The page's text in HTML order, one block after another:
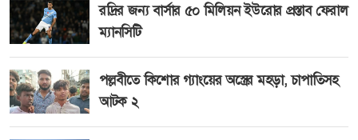
রদ্রির জন্য বার্সার ৫০ মিলিয়ন ইউরোর প্রস্তাব ফেরাল
ম্যানসিটি
পল্লবীতে কিশোর গ্যাংয়ের অস্ত্রের মহড়া, চাপাতিসহ
আটক ২